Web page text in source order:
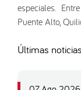
especiales.
Puente Alto,
Últimas noticias